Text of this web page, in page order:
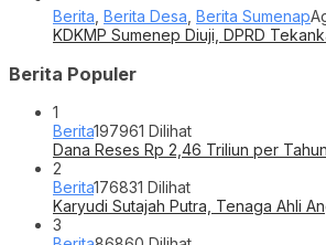
Berita Berita Desa Berita Sumenap
KDKMP Sumenep Diuji, DPRD
Berita Populer
1
Berita197961 Dilihat
Dana Reses Rp 2,46 Triliun per
2
Berita176831 Dilihat
Karyudi Sutajah Putra, Tenaga Ahli
3